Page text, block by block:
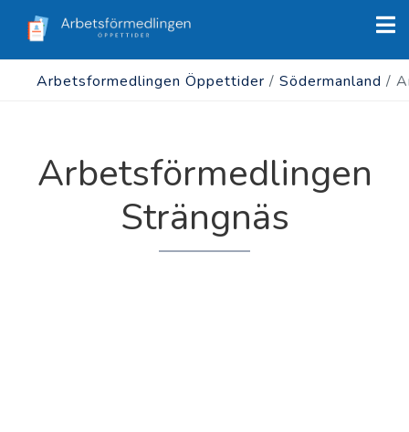
Arbetsformedlingen Öppettider / Södermanland /
Arbetsförmedlingen
Strängnäs